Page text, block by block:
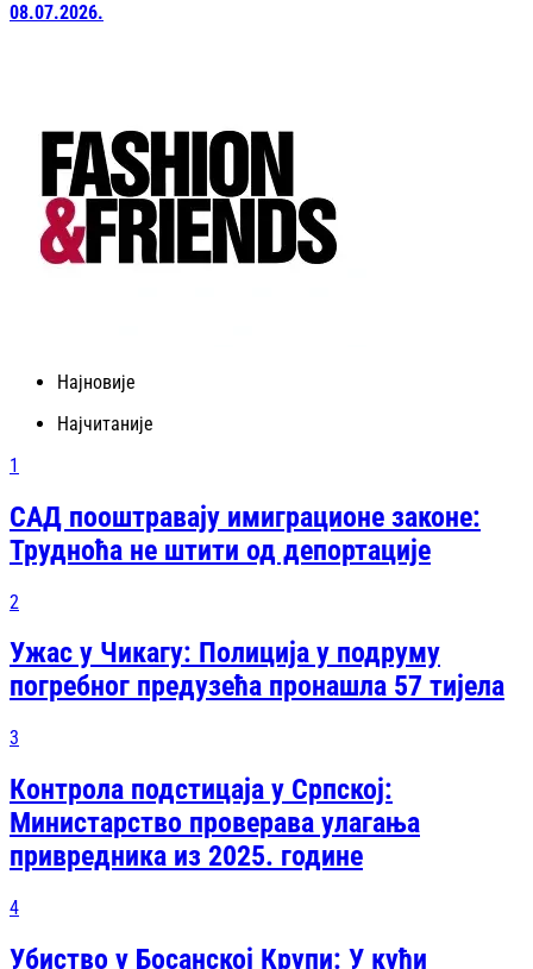
08.07.2026.
Најновије
Најчитаније
1
САД пооштравају имиграционе законе:
Трудноћа не штити од депортације
2
Ужас у Чикагу: Полиција у подруму
погребног предузећа пронашла 57 тијела
3
Контрола подстицаја у Српској:
Министарство проверава улагања
привредника из 2025. године
4
Убиство у Босанској Крупи: У кући